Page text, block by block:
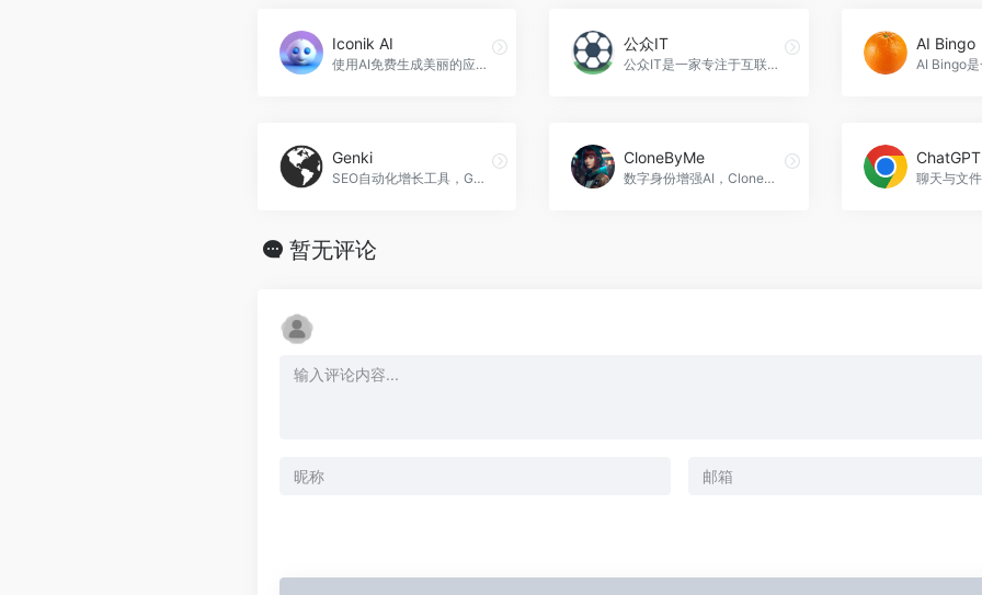
Iconik AI
使用AI免费生成美丽的应用程序图标，Iconik AI官网入口网址
公众IT
公众IT是一家专注于互联网、人工智能和物联网行业资讯的门户网站，提供最新的行业动态、企业新品和技术文章，帮助用户了解行业趋势和发展方向，公众IT官网入口网址
AI Bingo
Genki
SEO自动化增长工具，Genki官网入口网址
CloneByMe
数字身份增强AI，CloneByMe官网入口网址
暂无评论